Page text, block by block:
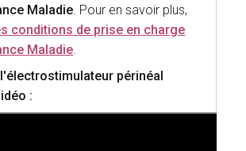
Maladie. Pour en savoir plus,
conditions de prise en charge
Maladie.
périnéal
: